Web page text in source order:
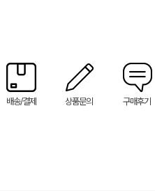
배송/결제 상품문의 구매후기